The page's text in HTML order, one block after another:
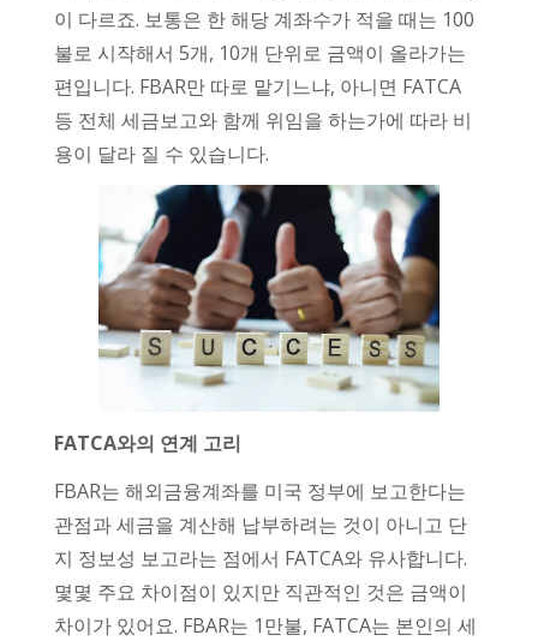
이 다르죠. 보통은 한 해당 계좌수가 적을 때는 100
불로 시작해서 5개, 10개 단위로 금액이 올라가는
편입니다. FBAR만 따로 맡기느냐, 아니면 FATCA
등 전체 세금보고와 함께 위임을 하는가에 따라 비
용이 달라 질 수 있습니다.
FATCA와의 연계 고리
FBAR는 해외금융계좌를 미국 정부에 보고한다는
관점과 세금을 계산해 납부하려는 것이 아니고 단
지 정보성 보고라는 점에서 FATCA와 유사합니다.
몇몇 주요 차이점이 있지만 직관적인 것은 금액이
차이가 있어요. FBAR는 1만불, FATCA는 본인의 세